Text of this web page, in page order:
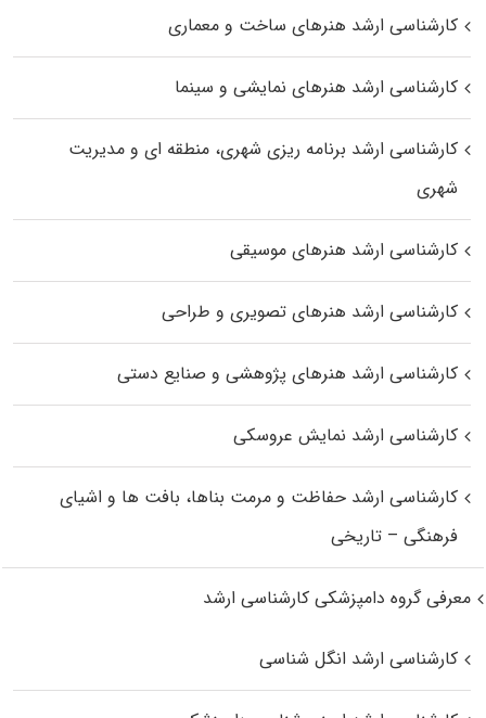
کارشناسی ارشد هنرهای ساخت و معماری
کارشناسی ارشد هنرهای نمایشی و سینما
کارشناسی ارشد برنامه ریزی شهری، منطقه‌ ای و مدیریت
شهری
کارشناسی ارشد هنرهای موسیقی
کارشناسی ارشد هنرهای تصویری و طراحی
کارشناسی ارشد هنرهای پژوهشی و صنایع دستی
کارشناسی ارشد نمایش عروسکی
کارشناسی ارشد حفاظت و مرمت بناها، بافت‌ ها و اشیای
فرهنگی – تاریخی
معرفی گروه دامپزشکی کارشناسی ارشد
کارشناسی ارشد انگل شناسی